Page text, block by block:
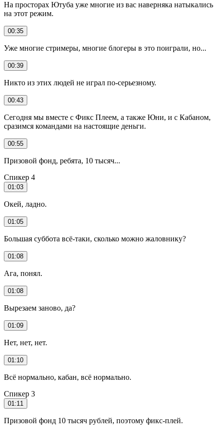
На просторах Ютуба уже многие из вас наверняка натыкались
на этот режим.
00:35
Уже многие стримеры, многие блогеры в это поиграли, но...
00:39
Никто из этих людей не играл по-серьезному.
00:43
Сегодня мы вместе с Фикс Плеем, а также Юни, и с Кабаном,
сразимся командами на настоящие деньги.
00:55
Призовой фонд, ребята, 10 тысяч...
Спикер 4
01:03
Окей, ладно.
01:05
Большая суббота всё-таки, сколько можно жаловнику?
01:08
Ага, понял.
01:08
Вырезаем заново, да?
01:09
Нет, нет, нет.
01:10
Всё нормально, кабан, всё нормально.
Спикер 3
01:11
Призовой фонд 10 тысяч рублей, поэтому фикс-плей.